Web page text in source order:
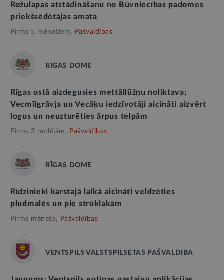
Rožulapas atstādināšanu no Būvniecības padomes
priekšsēdētājas amata
Pirms 5 mēnešiem, Pašvaldības
RĪGAS DOME
Rīgas ostā aizdegusies mettāllūžņu noliktava;
Vecmīlgrāvja un Vecāķu iedzīvotāji aicināti aizvērt
logus un neuzturēties ārpus telpām
Pirms 3 nedēļām, Pašvaldības
RĪGAS DOME
Rīdzinieki karstajā laikā aicināti veldzēties
pludmalēs un pie strūklakām
Pirms mēneša, Pašvaldības
VENTSPILS VALSTSPILSĒTAS PAŠVALDĪBA